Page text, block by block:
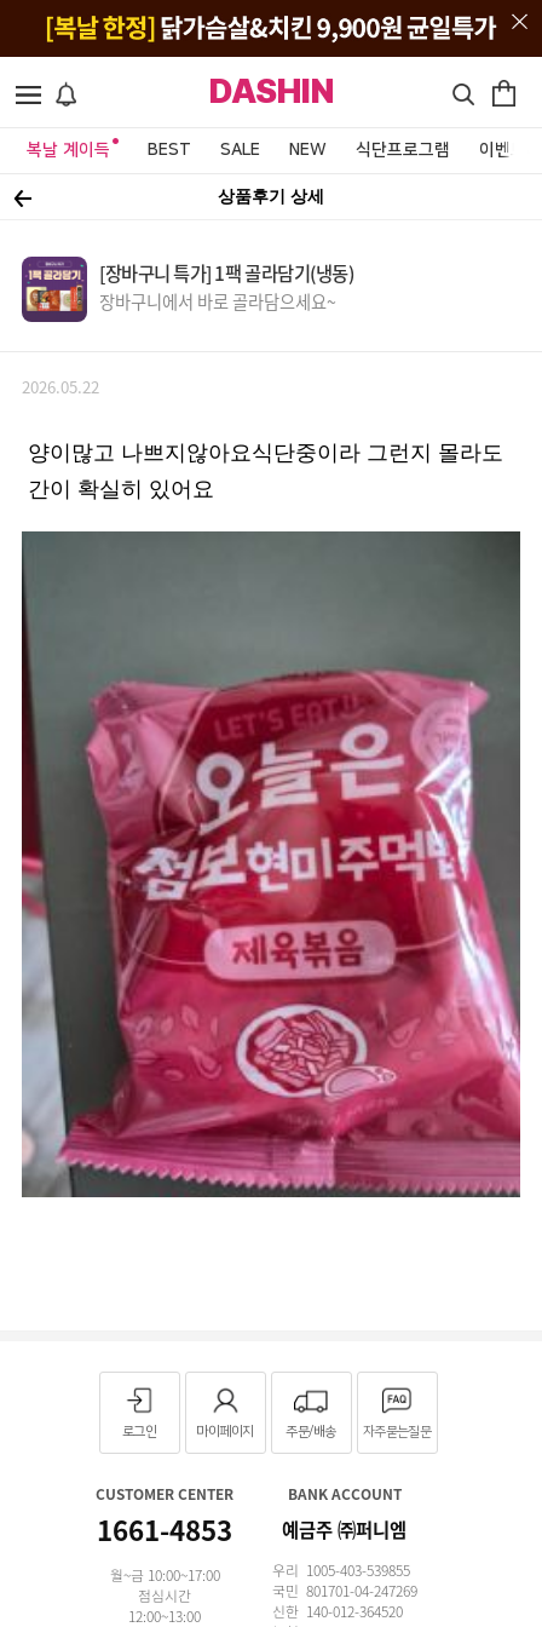
DASHIN
복날 계이득 BEST SALE NEW 식단프로그램 이벤트&
상품후기 상세
[장바구니 특가] 1팩 골라담기(냉동)
장바구니에서 바로 골라담으세요~
2026.05.22
양이많고 나쁘지않아요식단중이라 그런지 몰라도
간이 확실히 있어요
로그인 마이페이지 주문/배송 자주묻는질문
CUSTOMER CENTER
1661-4853
월~금 10:00~17:00
점심시간
12:00~13:00
BANK ACCOUNT
예금주 ㈜퍼니엠
우리 1005-403-539855
국민 801701-04-247269
신한 140-012-364520